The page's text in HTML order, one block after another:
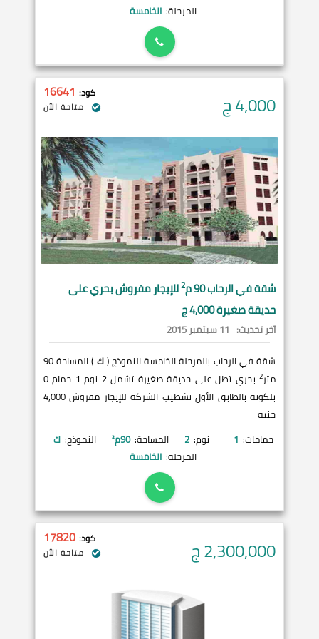
المرحلة: الخامسة
4,000ج كود: 16641
متاحة الآن
شقة فيالرحاب90 م 2للإيجار مفروش بحري على
حديقة صغيرة 4,000 ج
آخر تحديث: 11 سبتمبر 2015
شقة في الرحاب بالمرحلة الخامسة النموذج (ك
) المساحة 90
متر2
بحري تطل على حديقة صغيرة تشمل 2 نوم 1 حمام 0
بلكونة بالطابق الأول تشطيب الشركة للإيجار مفروش 4,000
جنيه
حمامات: 1 نوم: 2 المساحة: 90م² النموذج: ك
المرحلة: الخامسة
2,300,000ج كود: 17820
متاحة الآن